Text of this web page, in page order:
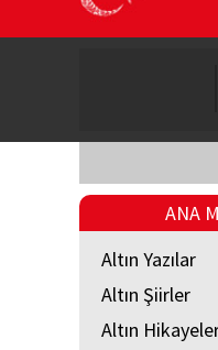
ANA
Altın Yazılar
Altın Şiirler
Altın